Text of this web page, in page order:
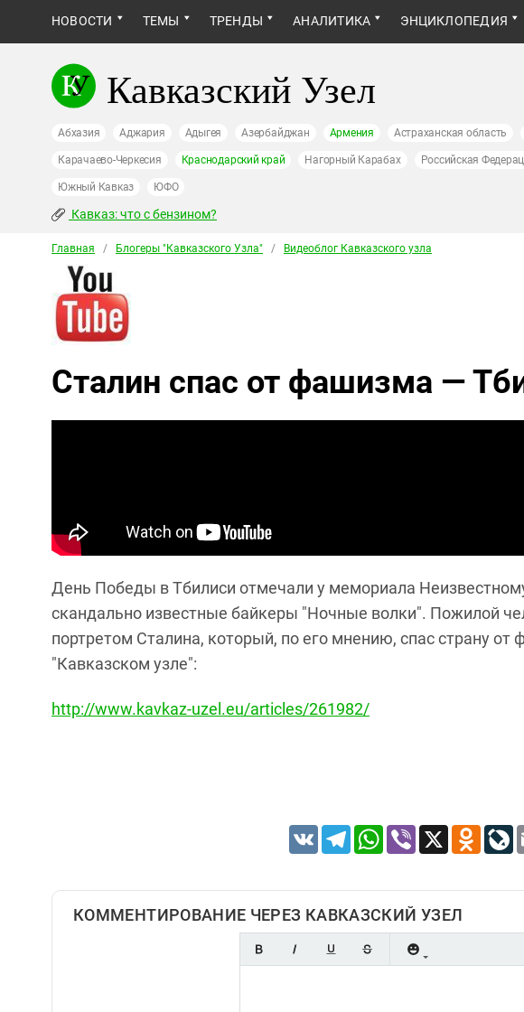
НОВОСТИ ТЕМЫ ТРЕНДЫ АНАЛИТИКА ЭНЦИКЛОПЕДИЯ
Кавказский Узел
Абхазия Аджария Адыгея Азербайджан Армения Астраханская область
Карачаево-Черкесия Краснодарский край Нагорный Карабах Российская
Южный Кавказ ЮФО
Кавказ: что с бензином?
Главная / Блогеры "Кавказского Узла" / Видеоблог Кавказского узла
Сталин спас от фашизма —
День Победы в Тбилиси отмечали у мемориала
скандально известные байкеры "Ночные волки". Пожилой
портретом Сталина, который, по его мнению, спас страну
"Кавказском узле":
http://www.kavkaz-uzel.eu/articles/261982/
VK TelegramWhatsApp
Viber X
КОММЕНТИРОВАНИЕ ЧЕРЕЗ КАВКАЗСКИЙ УЗЕЛ